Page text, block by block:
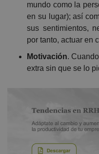
mundo como la
en su lugar); así
sus sentimientos,
por tanto, actuar en
Motivación.
extra sin que se lo